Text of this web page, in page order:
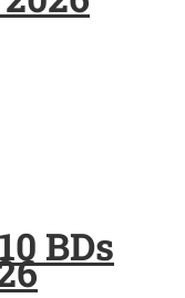
BDs